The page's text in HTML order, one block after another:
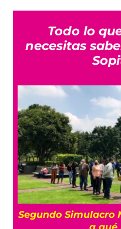
Todo lo
necesitas
Nacional 2026:
a qué hora será?